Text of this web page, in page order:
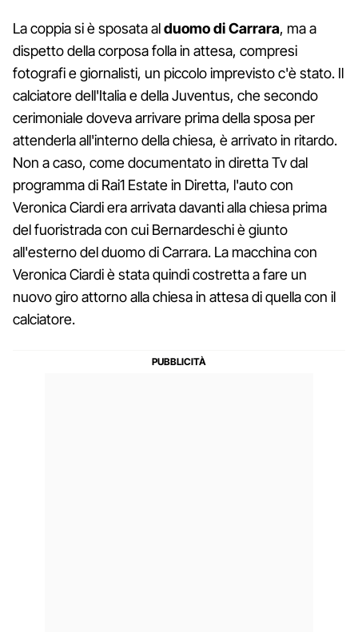
La coppia si è sposata alduomo di Carrara, ma a
dispetto della corposa folla in attesa, compresi
fotografi e giornalisti, un piccolo imprevisto c'è stato. Il
calciatore dell'Italia e della Juventus, che secondo
cerimoniale doveva arrivare prima della sposa per
attenderla all'interno della chiesa, è arrivato in ritardo.
Non a caso, come documentato in diretta Tv dal
programma di Rai1 Estate in Diretta, l'auto con
Veronica Ciardi era arrivata davanti alla chiesa prima
del fuoristrada con cui Bernardeschi è giunto
all'esterno del duomo di Carrara. La macchina con
Veronica Ciardi è stata quindi costretta a fare un
nuovo giro attorno alla chiesa in attesa di quella con il
calciatore.